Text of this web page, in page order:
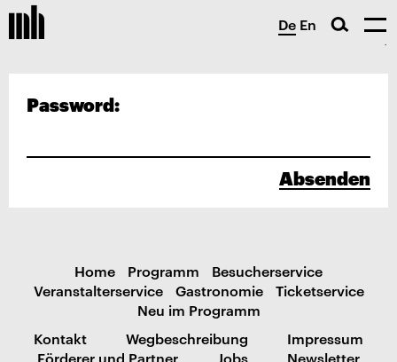
De En
Password:
Absenden
Home Programm
Besucherservice
Veranstalterservice
Gastronomie
Ticketservice
Neu im Programm
Kontakt
Wegbeschreibung
Impressum
Förderer und Partner
Jobs
Newsletter